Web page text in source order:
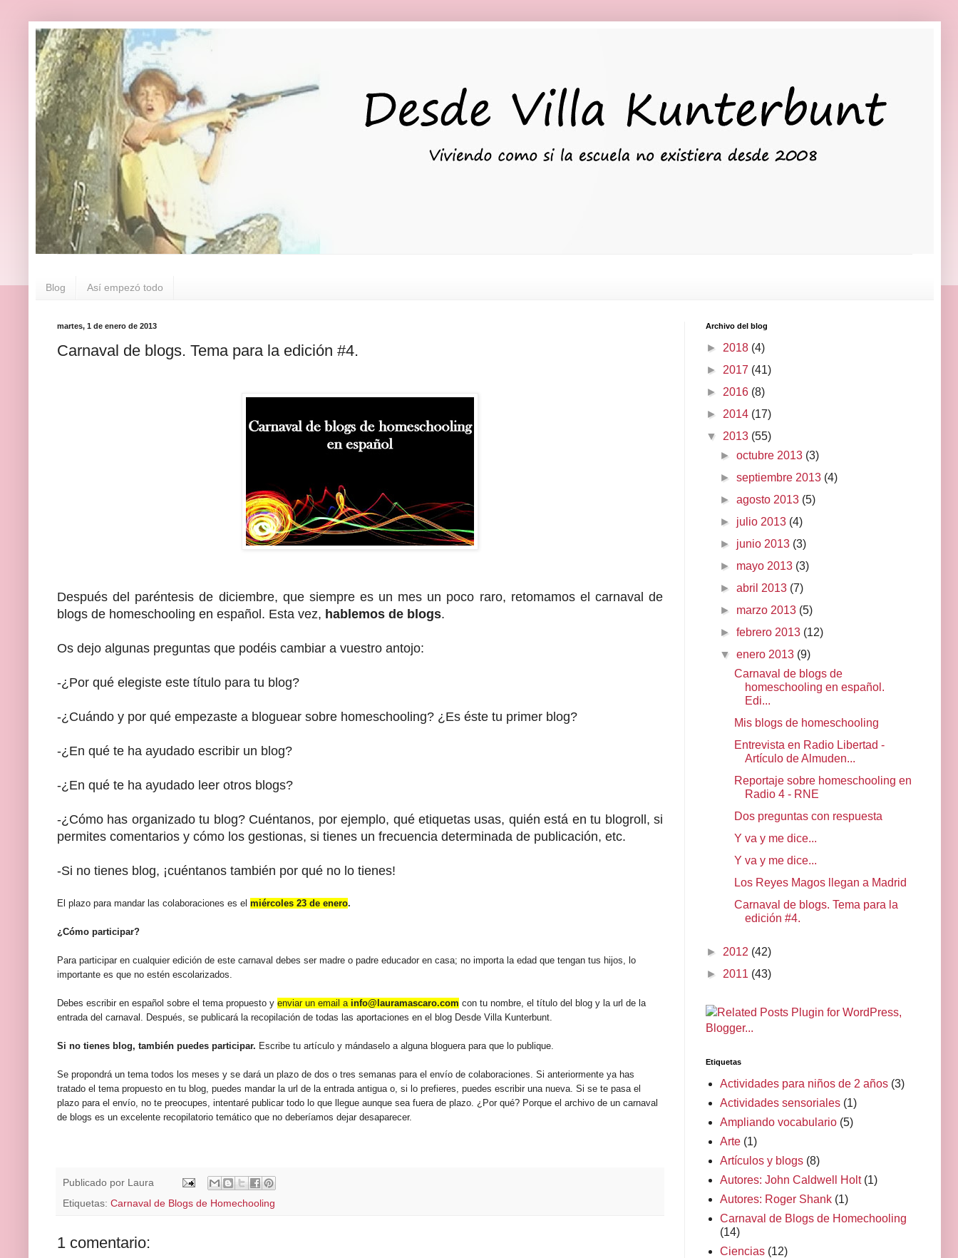
Blog Así empezó todo
martes, 1 de enero de 2013
Carnaval de blogs. Tema para la edición #4.
Después del paréntesis de diciembre, que siempre es un mes un poco raro, retomamos el carnaval de
blogs de homeschooling en español. Esta vez, hablemos de blogs.
Os dejo algunas preguntas que podéis cambiar a vuestro antojo:
-¿Por qué elegiste este título para tu blog?
-¿Cuándo y por qué empezaste a bloguear sobre homeschooling? ¿Es éste tu primer blog?
-¿En qué te ha ayudado escribir un blog?
-¿En qué te ha ayudado leer otros blogs?
-¿Cómo has organizado tu blog? Cuéntanos, por ejemplo, qué etiquetas usas, quién está en tu blogroll, si
permites comentarios y cómo los gestionas, si tienes un frecuencia determinada de publicación, etc.
-Si no tienes blog, ¡cuéntanos también por qué no lo tienes!
El plazo para mandar las colaboraciones es el miércoles 23 de enero.
¿Cómo participar?
Para participar en cualquier edición de este carnaval debes ser madre o padre educador en casa; no importa la edad que tengan tus hijos, lo
importante es que no estén escolarizados.
Debes escribir en español sobre el tema propuesto y enviar un email a info@lauramascaro.com con tu nombre, el título del blog y la url de la
entrada del carnaval. Después, se publicará la recopilación de todas las aportaciones en el blog Desde Villa Kunterbunt.
Si no tienes blog, también puedes participar. Escribe tu artículo y mándaselo a alguna bloguera para que lo publique.
Se propondrá un tema todos los meses y se dará un plazo de dos o tres semanas para el envío de colaboraciones. Si anteriormente ya has
tratado el tema propuesto en tu blog, puedes mandar la url de la entrada antigua o, si lo prefieres, puedes escribir una nueva. Si se te pasa el
plazo para el envío, no te preocupes, intentaré publicar todo lo que llegue aunque sea fuera de plazo. ¿Por qué? Porque el archivo de un carnaval
de blogs es un excelente recopilatorio temático que no deberíamos dejar desaparecer.
Publicado por Laura
Etiquetas: Carnaval de Blogs de Homechooling
1 comentario:
Archivo del blog
► 2018 (4)
► 2017 (41)
► 2016 (8)
► 2014 (17)
▼ 2013 (55)
►octubre 2013 (3)
►septiembre 2013 (4)
►agosto 2013 (5)
► julio 2013 (4)
► junio 2013 (3)
► mayo 2013 (3)
►abril 2013 (7)
► marzo 2013 (5)
►febrero 2013 (12)
▼enero 2013 (9)
Carnaval de blogs de
homeschooling en español.
Edi...
Mis blogs de homeschooling
Entrevista en Radio Libertad -
Artículo de Almuden...
Reportaje sobre homeschooling en
Radio 4 - RNE
Dos preguntas con respuesta
Y va y me dice...
Y va y me dice...
Los Reyes Magos llegan a Madrid
Carnaval de blogs. Tema para la
edición #4.
► 2012 (42)
► 2011 (43)
Etiquetas
Actividades para niños de 2 años (3)
Actividades sensoriales (1)
Ampliando vocabulario (5)
Arte (1)
Artículos y blogs (8)
Autores: John Caldwell Holt (1)
Autores: Roger Shank (1)
Carnaval de Blogs de Homechooling
(14)
Ciencias (12)